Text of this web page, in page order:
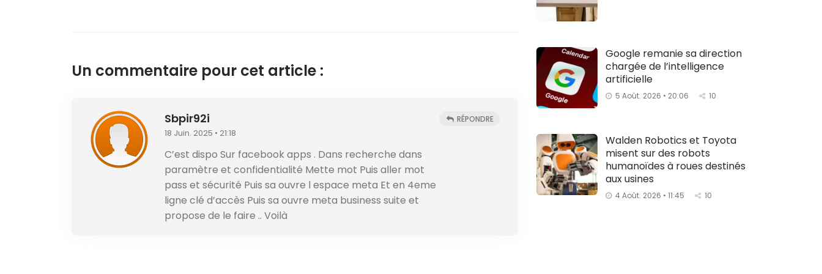
Un commentaire pour cet article :
Sbpir92i
18 Juin. 2025 • 21:18
C’est dispo Sur facebook apps . Dans recherche dans
paramètre et confidentialité Mette mot Puis aller mot
pass et sécurité Puis sa ouvre l espace meta Et en 4eme
ligne clé d’accès Puis sa ouvre meta business suite et
propose de le faire .. Voilà
RÉPONDRE
Google remanie sa direction
chargée de l’intelligence
artificielle
5 Août. 2026 • 20:06 10
Walden Robotics et Toyota
misent sur des robots
humanoïdes à roues destinés
aux usines
4 Août. 2026 • 11:45 10